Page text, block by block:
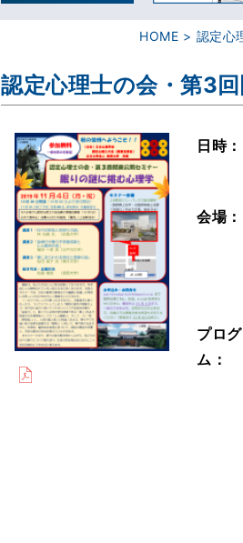
HOME 認定心
認定心理士の会・第3
日時：
会場：
プロ
ム：